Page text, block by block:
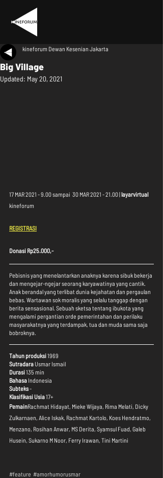
Big Village
kineforum Dewan Kesenian Jakarta
Updated: May 20, 2021
17 MAR 2021 - 9.00 sampai  30 MAR 2021 - 21.00 | layarvirtual
kineforum
REGISTRASI
Donasi Rp25.000,-
Pebisnis yang menelantarkan anaknya karena sibuk bekerja
dan mengejar-ngejar seorang karyawatinya yang cantik.
Anak berandal yang terlibat dunia kejahatan dan pergaulan
bebas. Wartawan sok moralis yang selalu tanggap dengan
berita sensasional. Sebuah sketsa tentang ibukota yang
mengalami pergantian orde pemerintahan dan perilaku
masyarakatnya yang terdampak, tua dan muda sama saja
bobroknya.
Tahun produksi 1969
Sutradara Usmar Ismail
Durasi 135 min
Bahasa Indonesia
Subteks -
Klasifikasi Usia 17+
PemainRachmat Hidayat, Mieke Wijaya, Rima Melati, Dicky
Zulkarnaen, Alice Iskak, Rachmat Kartolo, Koes Hendratmo,
Menzano, Rosihan Anwar, MS Derita, Syamsul Fuad, Galeb
Husein, Sukarno M Noor, Ferry Irawan, Tini Martini
#feature #amorhumorusmar